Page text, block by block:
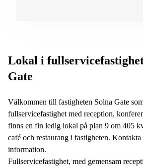
Lokal i
Gate
Välkommen till fastigheten Solna Gate
fullservicefastighet med reception,
finns en fin ledig lokal på plan 9 om 405
café och restaurang i fastigheten. Kontakta
information.
Fullservicefastighet, med gemensam